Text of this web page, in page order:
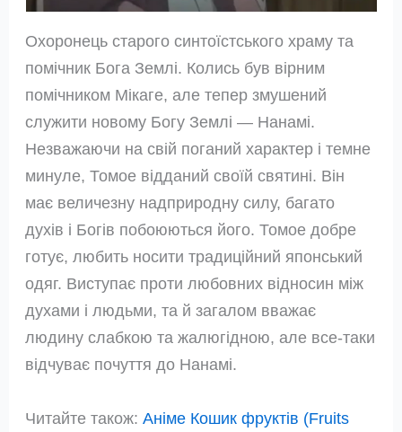
Охоронець старого синтоїстського храму та
помічник Бога Землі. Колись був вірним
помічником Мікаге, але тепер змушений
служити новому Богу Землі — Нанамі.
Незважаючи на свій поганий характер і темне
минуле, Томое відданий своїй святині. Він
має величезну надприродну силу, багато
духів і Богів побоюються його. Томое добре
готує, любить носити традиційний японський
одяг. Виступає проти любовних відносин між
духами і людьми, та й загалом вважає
людину слабкою та жалюгідною, але все-таки
відчуває почуття до Нанамі.
Читайте також: Аніме Кошик фруктів (Fruits